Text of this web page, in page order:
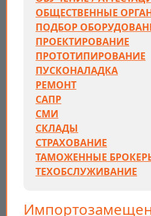
ОБЩЕСТВЕННЫЕ
ПОДБОР
ПРОЕКТИРОВАНИЕ
ПРОТОТИПИРОВАНИЕ
ПУСКОНАЛАДКА
РЕМОНТ
САПР
СМИ
СКЛАДЫ
СТРАХОВАНИЕ
ТАМОЖЕННЫЕ
ТЕХОБСЛУЖИВАНИЕ